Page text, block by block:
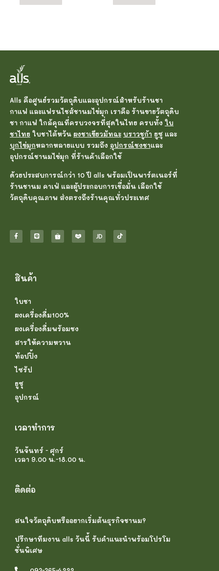
Alls คือศูนย์รวมวัตถุดิบและอุปกรณ์สำหรับร้านชา
กาแฟ และแฟรนไชส์ชานมไข่มุก เราคือ ร้านขายวัตถุดิบ
ชา กาแฟ ใกล้คุณที่ครบวงจรที่สุดในไทย ครบทั้ง ใบ
ชาไทย ใบชาไต้หวัน ผงชาเขียวมัทฉะ บราวชูก้า ยูซุ และ
บุกไข่มุกหลากหลายแบบ รวมถึง อุปกรณ์ชงชาและ
อุปกรณ์ชานมไข่มุก ที่ร้านค้าเลือกใช้
ด้วยประสบการณ์กว่า 10 ปี alls พร้อมเป็นพาร์ตเนอร์ที่
ร้านชานม คาเฟ่ และผู้ประกอบการเชื่อมั่น เลือกใช้
วัตถุดิบคุณภาพ ส่งตรงถึงร้านคุณทั่วประเทศ
สินค้า
ใบชา
ผงเครื่องดื่ม100%
ผงเครื่องดื่มพร้อมชง
สารให้ความหวาน
ท้อปปิ้ง
ไซรัป
ยูซุ
อุปกรณ์
เวลาทำการ
วันจันทร์ - ศุกร์
เวลา 9.00 น.-18.00 น.
ติดต่อ
สนใจวัตถุดิบหรืออยากเริ่มต้นธุรกิจชานม?
ปรึกษาทีมงาน alls วันนี้ รับคำแนะนำพร้อมโปรโม
ชั่นพิเศษ